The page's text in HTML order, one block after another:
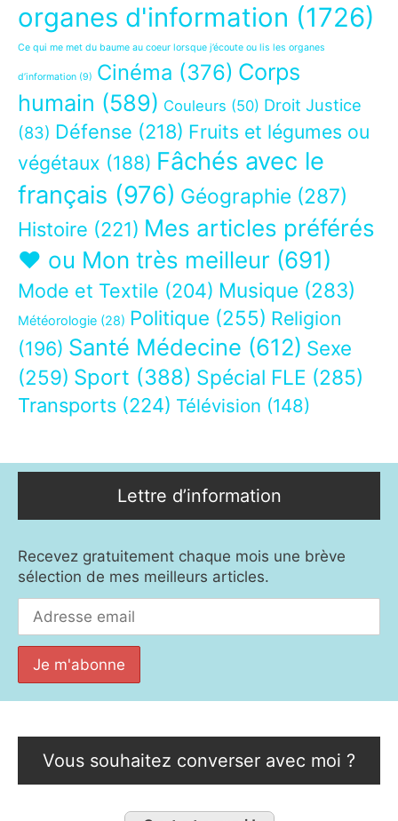
organes d'information (1726)
Ce qui me met du baume au coeur lorsque j’écoute ou lis les organes
d’information (9) Cinéma (376) Corps
humain (589) Couleurs (50) Droit Justice
(83) Défense (218) Fruits et légumes ou
végétaux (188) Fâchés avec le
français (976) Géographie (287)
Histoire (221) Mes articles préférés
❤ ou Mon très meilleur (691)
Mode et Textile (204) Musique (283)
Météorologie (28) Politique (255) Religion
(196) Santé Médecine (612) Sexe
(259) Sport (388) Spécial FLE (285)
Transports (224) Télévision (148)
Lettre d’information
Recevez gratuitement chaque mois une brève
sélection de mes meilleurs articles.
Vous souhaitez converser avec moi ?